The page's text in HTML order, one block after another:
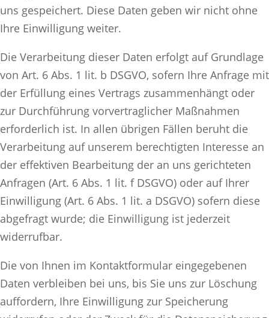
uns gespeichert. Diese Daten geben wir nicht ohne
Ihre Einwilligung weiter.
Die Verarbeitung dieser Daten erfolgt auf Grundlage
von Art. 6 Abs. 1 lit. b DSGVO, sofern Ihre Anfrage mit
der Erfüllung eines Vertrags zusammenhängt oder
zur Durchführung vorvertraglicher Maßnahmen
erforderlich ist. In allen übrigen Fällen beruht die
Verarbeitung auf unserem berechtigten Interesse an
der effektiven Bearbeitung der an uns gerichteten
Anfragen (Art. 6 Abs. 1 lit. f DSGVO) oder auf Ihrer
Einwilligung (Art. 6 Abs. 1 lit. a DSGVO) sofern diese
abgefragt wurde; die Einwilligung ist jederzeit
widerrufbar.
Die von Ihnen im Kontaktformular eingegebenen
Daten verbleiben bei uns, bis Sie uns zur Löschung
auffordern, Ihre Einwilligung zur Speicherung